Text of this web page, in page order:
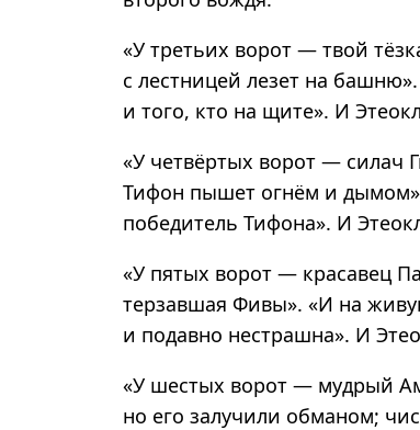
«У третьих ворот — твой
с лестницей лезет на
и того, кто на щите». И
«У четвёртых ворот —
Тифон пышет огнём и
победитель Тифона». И
«У пятых ворот — красавец
терзавшая Фивы». «И на
и подавно нестрашна». И
«У шестых ворот — мудрый
но его залучили обманом;